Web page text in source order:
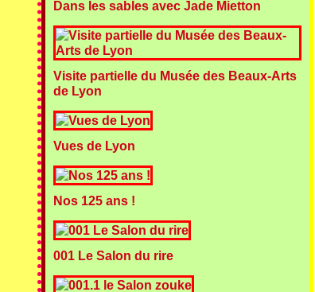
Dans les sables avec Jade Mietton
Visite partielle du Musée des Beaux-Arts
de Lyon
Vues de Lyon
Nos 125 ans !
001 Le Salon du rire